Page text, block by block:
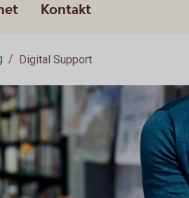
Kontakt
Digital Support